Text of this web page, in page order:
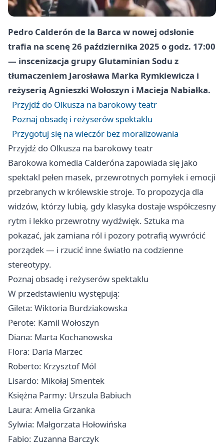
Pedro Calderón de la Barca w nowej odsłonie
trafia na scenę 26 października 2025 o godz. 17:00
— inscenizacja grupy Glutaminian Sodu z
tłumaczeniem Jarosława Marka Rymkiewicza i
reżyserią Agnieszki Wołoszyn i Macieja Nabiałka.
Przyjdź do Olkusza na barokowy teatr
Poznaj obsadę i reżyserów spektaklu
Przygotuj się na wieczór bez moralizowania
Przyjdź do Olkusza na barokowy teatr
Barokowa komedia Calderóna zapowiada się jako
spektakl pełen masek, przewrotnych pomyłek i emocji
przebranych w królewskie stroje. To propozycja dla
widzów, którzy lubią, gdy klasyka dostaje współczesny
rytm i lekko przewrotny wydźwięk. Sztuka ma
pokazać, jak zamiana ról i pozory potrafią wywrócić
porządek — i rzucić inne światło na codzienne
stereotypy.
Poznaj obsadę i reżyserów spektaklu
W przedstawieniu występują:
Gileta: Wiktoria Burdziakowska
Perote: Kamil Wołoszyn
Diana: Marta Kochanowska
Flora: Daria Marzec
Roberto: Krzysztof Mól
Lisardo: Mikołaj Smentek
Księżna Parmy: Urszula Babiuch
Laura: Amelia Grzanka
Sylwia: Małgorzata Hołowińska
Fabio: Zuzanna Barczyk